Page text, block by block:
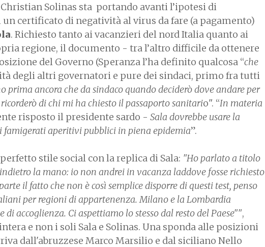
Solinas sta portando avanti l’ipotesi di
certificato di negatività al virus da fare (a pagamento)
. Richiesto tanto ai vacanzieri del nord Italia quanto ai
regione, il documento - tra l’altro difficile da ottenere
del Governo (Speranza l’ha definito qualcosa “che
degli altri governatori e pure dei sindaci, primo fra tutti
prima ancora che da sindacoquando deciderò dove andare per
di chi mi ha chiesto il passaporto sanitario". “In materia
risposto il presidente sardo - Sala dovrebbe usare la
famigerati aperitivi pubblici in piena epidemia”.
stile social con la replica di Sala: "Ho parlato a titolo
la mano: io non andrei in vacanza laddove fosse richiesto
il fatto che non è così semplice disporre di questi test, penso
per regioni di appartenenza. Milano e la Lombardia
di accoglienza. Ci aspettiamo lo stesso dal resto del Paese"",
e non i soli Sala e Solinas. Una sponda alle posizioni
dall'abruzzese Marco Marsilio e dal siciliano Nello